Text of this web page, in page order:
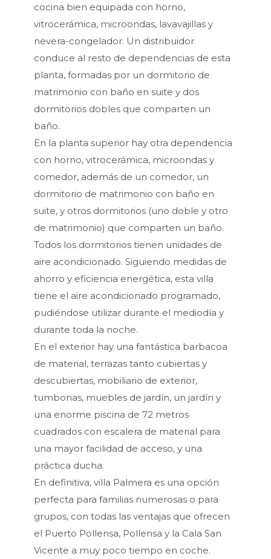
cocina bien equipada con horno,
vitrocerámica, microondas, lavavajillas y
nevera-congelador. Un distribuidor
conduce al resto de dependencias de esta
planta, formadas por un dormitorio de
matrimonio con baño en suite y dos
dormitorios dobles que comparten un
baño.
En la planta superior hay otra dependencia
con horno, vitrocerámica, microondas y
comedor, además de un comedor, un
dormitorio de matrimonio con baño en
suite, y otros dormitorios (uno doble y otro
de matrimonio) que comparten un baño.
Todos los dormitorios tienen unidades de
aire acondicionado. Siguiendo medidas de
ahorro y eficiencia energética, esta villa
tiene el aire acondicionado programado,
pudiéndose utilizar durante el mediodía y
durante toda la noche.
En el exterior hay una fantástica barbacoa
de material, terrazas tanto cubiertas y
descubiertas, mobiliario de exterior,
tumbonas, muebles de jardín, un jardín y
una enorme piscina de 72 metros
cuadrados con escalera de material para
una mayor facilidad de acceso, y una
práctica ducha.
En definitiva, villa Palmera es una opción
perfecta para familias numerosas o para
grupos, con todas las ventajas que ofrecen
el Puerto Pollensa, Pollensa y la Cala San
Vicente a muy poco tiempo en coche.